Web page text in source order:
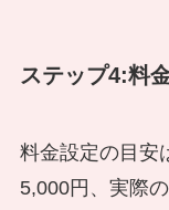
ステップ4:料
料金設定の目安
5,000円、実際